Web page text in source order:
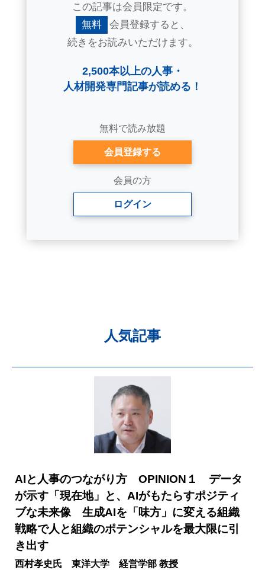
この記事は会員限定です。
無料
会員登録すると、
続きをお読みいただけます。
2,500本以上の人事・
人材開発専門記事が読める！
無料で読み放題
会員登録する
会員の方
ログイン
人気記事
AIと人事のつながり方 OPINION１ データ
が示す「現在地」と、AIがもたらすポジティ
ブな未来像 生成AIを「味方」に変える組織
戦略で人と組織のポテンシャルを最大限に引
き出す
西村孝史氏 東洋大学 経営学部 教授